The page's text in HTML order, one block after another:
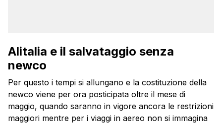
Alitalia e il salvataggio senza
newco
Per questo i tempi si allungano e la costituzione della
newco viene per ora posticipata oltre il mese di
maggio, quando saranno in vigore ancora le restrizioni
maggiori mentre per i viaggi in aereo non si immagina